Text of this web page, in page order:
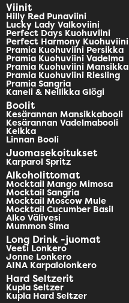
Viinit
Hilly Red Punaviini
Lucky Lady Valkoviini
Perfect Days Kuohuviini
Perfect Harmony Kuohuviini
Pramia Kuohuviini Persikka
Pramia Kuohuviini Vadelma
Pramia Kuohuviini Mansikka
Pramia Kuohuviini Riesling
Pramia Sangria
Kaneli & Neilikka Glögi
Boolit
Kesärannan Mansikkabooli
Kesärannan Vadelmabooli
Kelkka
Linnan Booli
Juomasekoitukset
Karparol Spritz
Alkoholittomat
Mocktail Mango Mimosa
Mocktail Sangria
Mocktail Moscow Mule
Mocktail Cucumber Basil
Alko Välivesi
Mummon Sima
Long Drink -juomat
Veeti Lonkero
Jonne Lonkero
AINA Karpalolonkero
Hard Seltzerit
Kupla Seltzer
Kupla Hard Seltzer